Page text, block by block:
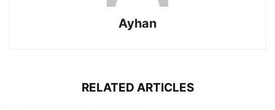
Ayhan
RELATED ARTICLES